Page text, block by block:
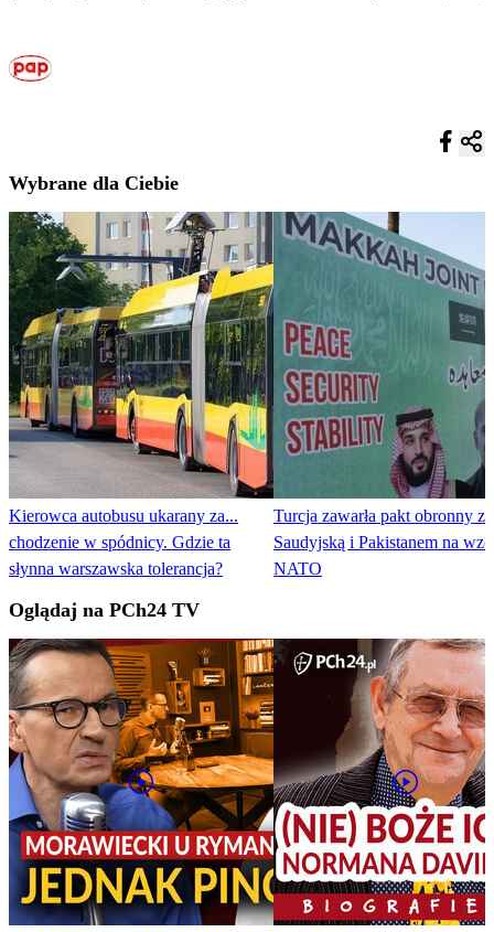
Wybrane dla Ciebie
Kierowca autobusu ukarany za...
chodzenie w spódnicy. Gdzie ta
słynna warszawska tolerancja?
Turcja zawarła pakt obronny z
Saudyjską i Pakistanem na
NATO
Oglądaj na PCh24 TV